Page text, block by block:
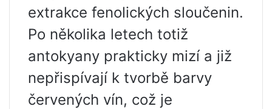
extrakce fenolických sloučenin.
Po několika letech totiž
antokyany prakticky mizí a již
nepřispívají k tvorbě barvy
červených vín, což je